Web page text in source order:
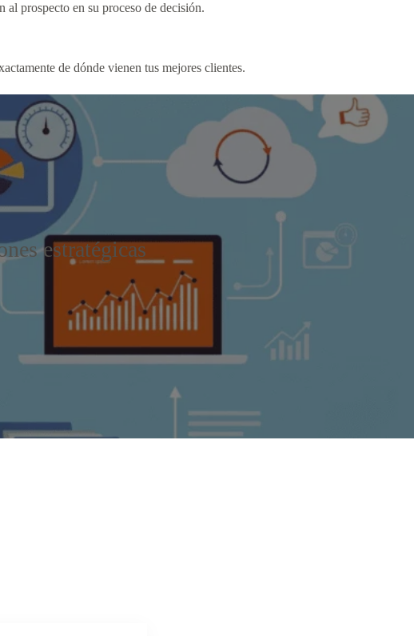
al prospecto en su proceso de decisión.
de dónde vienen tus mejores clientes.
estratégicas